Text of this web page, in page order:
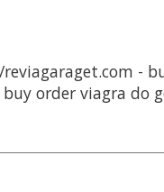
-
order viagra do